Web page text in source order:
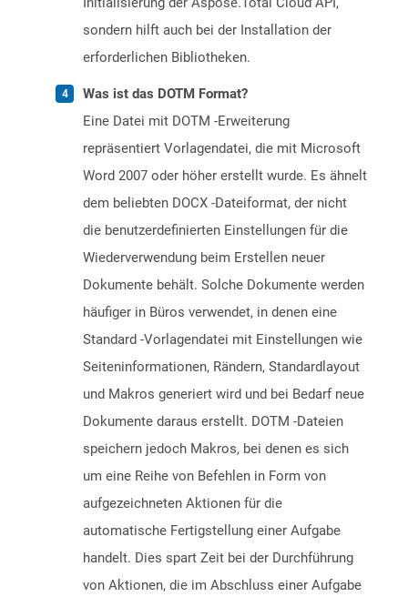
sondern hilft auch bei der Installation der
erforderlichen Bibliotheken.
Was ist das DOTM Format?
Eine Datei mit DOTM -Erweiterung
repräsentiert Vorlagendatei, die mit Microsoft
Word 2007 oder höher erstellt wurde. Es ähnelt
dem beliebten DOCX -Dateiformat, der nicht
die benutzerdefinierten Einstellungen für die
Wiederverwendung beim Erstellen neuer
Dokumente behält. Solche Dokumente werden
häufiger in Büros verwendet, in denen eine
Standard -Vorlagendatei mit Einstellungen wie
Seiteninformationen, Rändern, Standardlayout
und Makros generiert wird und bei Bedarf neue
Dokumente daraus erstellt. DOTM -Dateien
speichern jedoch Makros, bei denen es sich
um eine Reihe von Befehlen in Form von
aufgezeichneten Aktionen für die
automatische Fertigstellung einer Aufgabe
handelt. Dies spart Zeit bei der Durchführung
von Aktionen, die im Abschluss einer Aufgabe